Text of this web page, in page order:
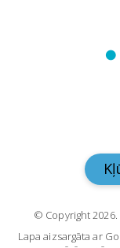
© Copyright 2026.
Lapa aizsargāta ar